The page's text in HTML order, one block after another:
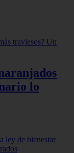
lo